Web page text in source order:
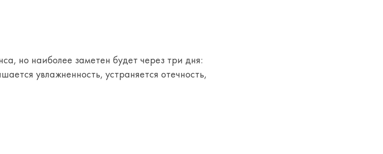
но наиболее заметен будет через три дня:
увлажненность, устраняется отечность,